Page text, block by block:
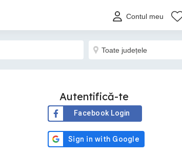
Contul meu
Autentifică-te
Facebook Login